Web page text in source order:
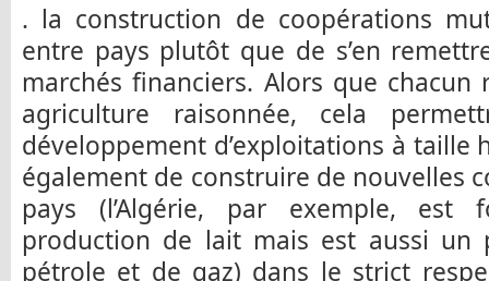
. la construction de coopérations
entre pays plutôt que de s’en
marchés financiers. Alors que chacun
agriculture raisonnée, cela
développement d’exploitations à taille
également de construire de nouvelles
pays (l’Algérie, par exemple, est
production de lait mais est aussi un
pétrole et de gaz) dans le strict